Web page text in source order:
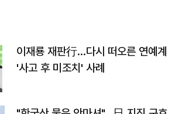
이재룡 재판行…다시 떠오른 연예계
'사고 후 미조치' 사례